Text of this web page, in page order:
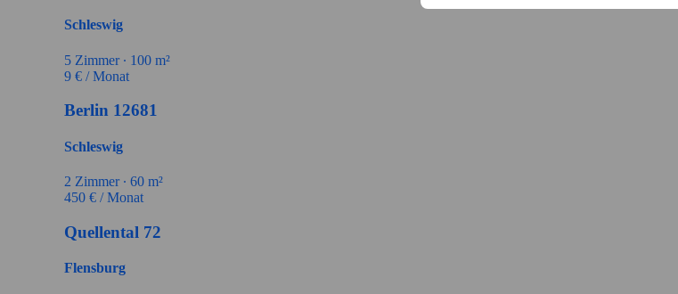
Schleswig
5 Zimmer ∙ 100 m²
9 € / Monat
Berlin 12681
Schleswig
2 Zimmer ∙ 60 m²
450 € / Monat
Quellental 72
Flensburg